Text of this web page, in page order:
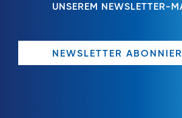
UNSEREM NEWSLETTER-
NEWSLETTER